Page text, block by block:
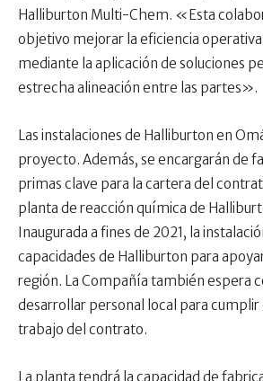
Halliburton Multi-Chem. «Esta
objetivo mejorar la eficiencia
mediante la aplicación de soluciones
estrecha alineación entre las partes».
Las instalaciones de Halliburton en
proyecto. Además, se encargarán de
primas clave para la cartera del
planta de reacción química de
Inaugurada a fines de 2021, la
capacidades de Halliburton para
región. La Compañía también espera
desarrollar personal local para cumplir
trabajo del contrato.
La planta tendrá la capacidad de